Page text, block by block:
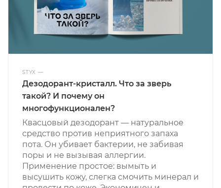
STYX —
Дезодорант-кристалл. Что за зверь
такой? И почему он
многофункционален?
Квасцовый дезодорант — натуральное
средство против неприятного запаха
пота. Он убивает бактерии, не забивая
поры и не вызывая аллергии.
Применение простое: вымыть и
высушить кожу, слегка смочить минерал и